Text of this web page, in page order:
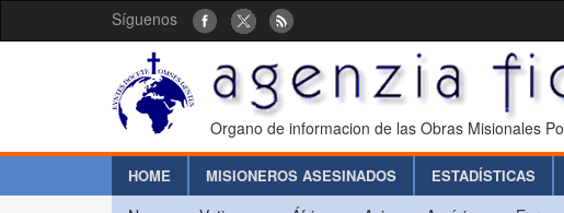
Síguenos
Organo de informacion de las Obras Misionales
HOME MISIONEROS ASESINADOS ESTADÍSTICAS